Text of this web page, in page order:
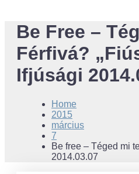
Be Free –
Férfivá?
Ifjúsági
Home
2015
március
7
Be free – Téged mi
2014.03.07